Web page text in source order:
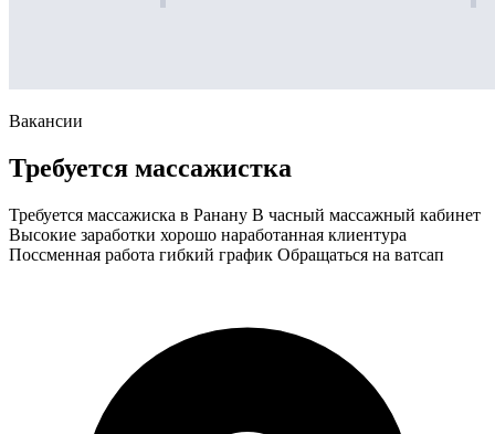
Вакансии
Требуется массажистка
Требуется массажиска в Ранану В часный массажный кабинет
Высокие заработки хорошо наработанная клиентура
Поссменная работа гибкий график Обращаться на ватсап